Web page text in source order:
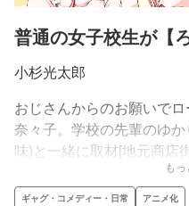
普通の女子校生が【
小杉光太郎
おじさんからのお願いで
奈々子。学校の先輩のゆ
味)と一緒に取材[地元商店
ライブ[デパート屋上]に今
は市民の血税から(笑)
も
ギャグ・コメディー・日常 アニメ化